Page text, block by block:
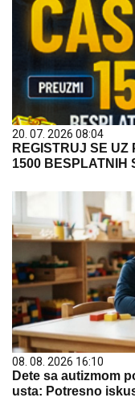
20. 07. 2026 08:04
REGISTRUJ SE UZ
1500 BESPLATNIH
08. 08. 2026 16:10
Dete sa autizmom
usta: Potresno